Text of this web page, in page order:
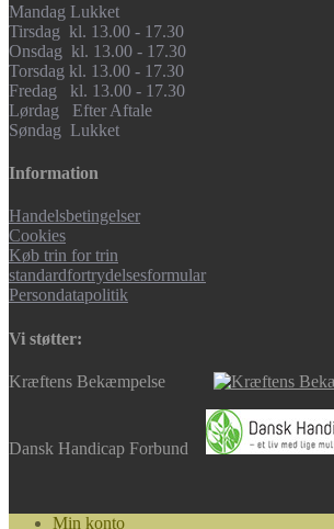
Mandag Lukket
Tirsdag kl. 13.00 - 17.30
Onsdag kl. 13.00 - 17.30
Torsdag kl. 13.00 - 17.30
Fredag kl. 13.00 - 17.30
Lørdag Efter Aftale
Søndag Lukket
Information
Handelsbetingelser
Cookies
Køb trin for trin
standardfortrydelsesformular
Persondatapolitik
Vi støtter:
Kræftens Bekæmpelse
Dansk Handicap Forbund
Min konto